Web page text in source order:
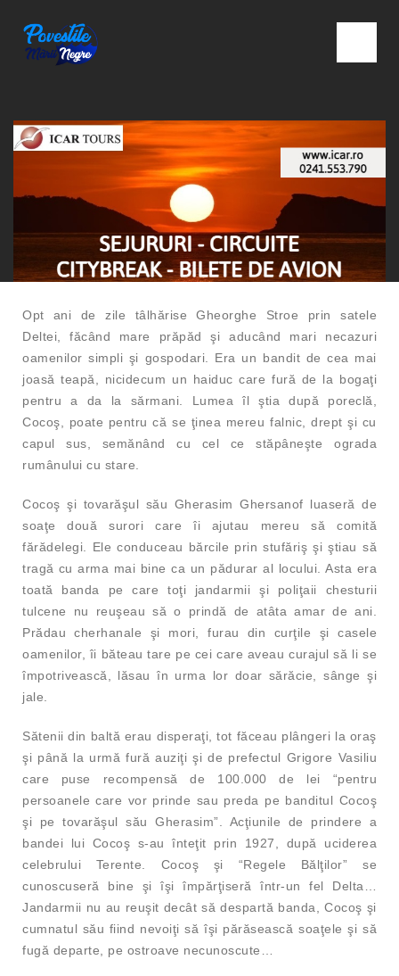
Opt ani de zile tâlhărise Gheorghe Stroe prin satele
Deltei, făcând mare prăpăd şi aducând mari necazuri
oamenilor simpli şi gospodari. Era un bandit de cea mai
joasă teapă, nicidecum un haiduc care fură de la bogaţi
pentru a da la sărmani. Lumea îl ştia după poreclă,
Cocoş, poate pentru că se ţinea mereu falnic, drept şi cu
capul sus, semănând cu cel ce stăpâneşte ograda
rumânului cu stare.
Cocoş şi tovarăşul său Gherasim Ghersanof luaseră de
soaţe două surori care îi ajutau mereu să comită
fărădelegi. Ele conduceau bărcile prin stufăriş şi ştiau să
tragă cu arma mai bine ca un pădurar al locului. Asta era
toată banda pe care toţi jandarmii şi poliţaii chesturii
tulcene nu reuşeau să o prindă de atâta amar de ani.
Prădau cherhanale şi mori, furau din curţile şi casele
oamenilor, îi băteau tare pe cei care aveau curajul să li se
împotrivească, lăsau în urma lor doar sărăcie, sânge şi
jale.
Sătenii din baltă erau disperaţi, tot făceau plângeri la oraş
şi până la urmă fură auziţi şi de prefectul Grigore Vasiliu
care puse recompensă de 100.000 de lei “pentru
persoanele care vor prinde sau preda pe banditul Cocoş
şi pe tovarăşul său Gherasim”. Acţiunile de prindere a
bandei lui Cocoş s-au înteţit prin 1927, după uciderea
celebrului Terente. Cocoş şi “Regele Bălţilor” se
cunoscuseră bine şi îşi împărţiseră într-un fel Delta…
Jandarmii nu au reuşit decât să despartă banda, Cocoş şi
cumnatul său fiind nevoiţi să îşi părăsească soaţele şi să
fugă departe, pe ostroave necunoscute…